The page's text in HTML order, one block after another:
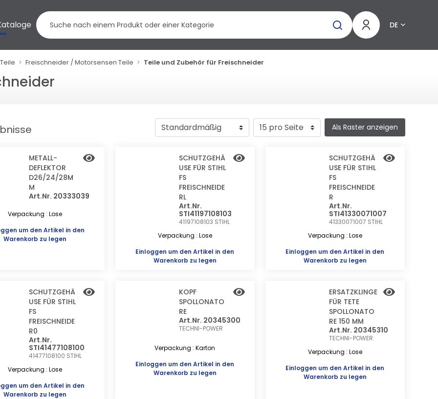
DE
Freischneider / Motorsensen Teile Teile und Zubehör für Freischneider
Als Raster anzeigen
METALL-
DEFLEKTOR
D26/24/28M
M
Art.Nr. 20333039
Verpackung : Lose
um den Artikel in den
Warenkorb zu legen
SCHUTZGEHÄ
USE FÜR STIHL
FS
FREISCHNEIDE
RL
Art.Nr.
STI41197108103
41197108103 STIHL
Verpackung : Lose
Einloggen um den Artikel in den
Warenkorb zu legen
SCHUTZGEHÄ
USE FÜR STIHL
FS
FREISCHNEIDE
R
Art.Nr.
STI41330071007
41330071007 STIHL
Verpackung : Lose
Einloggen um den Artikel in den
Warenkorb zu legen
SCHUTZGEHÄ
USE FÜR STIHL
FS
FREISCHNEIDE
R0
Art.Nr.
STI41477108100
41477108100 STIHL
Verpackung : Lose
um den Artikel in den
Warenkorb zu legen
KOPF
SPOLLONATO
RE
Art.Nr. 20345300
TECHNI-POWER
Verpackung : Karton
Einloggen um den Artikel in den
Warenkorb zu legen
ERSATZKLINGE
FÜR TETE
SPOLLONATO
RE 150 MM
Art.Nr. 20345310
TECHNI-POWER
Verpackung : Lose
Einloggen um den Artikel in den
Warenkorb zu legen